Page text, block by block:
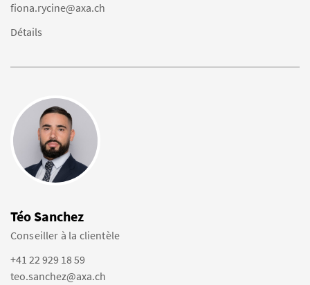
fiona.rycine@axa.ch
Détails
Téo Sanchez
Conseiller à la clientèle
+41 22 929 18 59
teo.sanchez@axa.ch